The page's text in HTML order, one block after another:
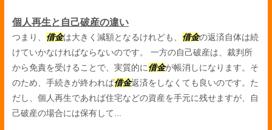
個人再生と自己破産の違い
つまり、 借金は大きく減額となるけれども、 借金の返済自体は続
けていかなければならないのです。 一方の自己破産は、裁判所
から免責を受けることで、実質的に借金が帳消しになります。そ
のため、手続きが終われば借金返済をしなくても良いのです。た
だし、個人再生であれば住宅などの資産を手元に残せますが、自
己破産の場合には保有して...